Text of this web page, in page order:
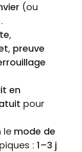
(ou
,
, preuve
en
pour
le mode de
:1–3 j